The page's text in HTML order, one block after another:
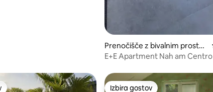
Prenočišče z bivalnim prostor
om
E+E Apartment Nah am Centro
Izbira gostov